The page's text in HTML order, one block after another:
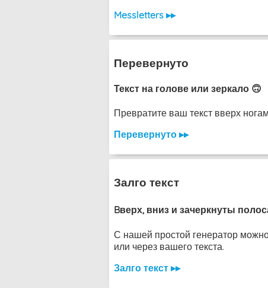
Messletters ▸▸
Перевернуто
Текст на голове или зеркало 🙃
Превратите ваш текст вверх
Перевернуто ▸▸
Залго текст
Bверх, вниз и зачеркнуты
С нашей простой генератор
или через вашего текста.
Залго текст ▸▸